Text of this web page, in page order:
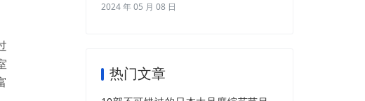
2024 年 05 月 08 日
热门文章